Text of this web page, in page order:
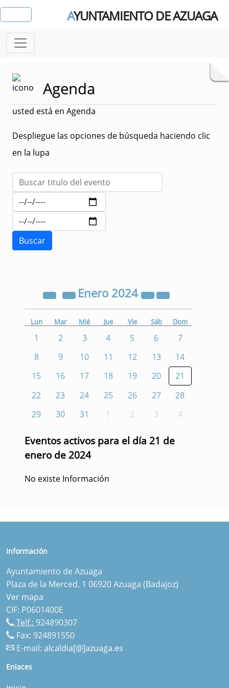
AYUNTAMIENTO DE AZUAGA
Agenda
usted está en Agenda
Despliegue las opciones de búsqueda haciendo clic
en la lupa
Enero 2024
Lun Mar Mié Jue Vie Sáb Dom
1 2 3 4 5 6
7
8
9 10 11 12 13
14
15
16 17 18 19 20
21
22
23 24 25 26 27
28
29
30 31 1 2 3 4
Eventos activos para el día 21 de
enero de 2024
No existe Información
Información
Ayuntamiento de Azuaga
Plaza de la Merced, 1 06920 Azuaga (Badajoz)
Ver mapa
CIF: P0601400E
Telf.: 924890307
Fax: 924891550
E-mail: alcaldia[@]azuaga.es
Enlaces